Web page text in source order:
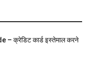
क्रेडिट कार्ड इस्तेमाल करने